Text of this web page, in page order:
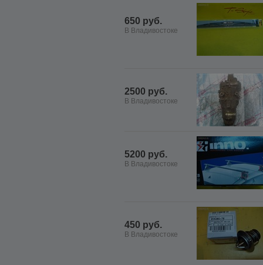
650 руб.
В Владивостоке
2500 руб.
В Владивостоке
5200 руб.
В Владивостоке
450 руб.
В Владивостоке